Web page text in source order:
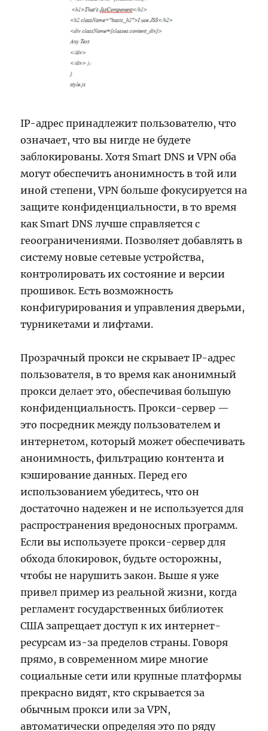
IP-адрес принадлежит пользователю, что
означает, что вы нигде не будете
заблокированы. Хотя Smart DNS и VPN оба
могут обеспечить анонимность в той или
иной степени, VPN больше фокусируется на
защите конфиденциальности, в то время
как Smart DNS лучше справляется с
геоограничениями. Позволяет добавлять в
систему новые сетевые устройства,
контролировать их состояние и версии
прошивок. Есть возможность
конфигурирования и управления дверьми,
турникетами и лифтами.
Прозрачный прокси не скрывает IP-адрес
пользователя, в то время как анонимный
прокси делает это, обеспечивая большую
конфиденциальность. Прокси-сервер —
это посредник между пользователем и
интернетом, который может обеспечивать
анонимность, фильтрацию контента и
кэширование данных. Перед его
использованием убедитесь, что он
достаточно надежен и не используется для
распространения вредоносных программ.
Если вы используете прокси-сервер для
обхода блокировок, будьте осторожны,
чтобы не нарушить закон. Выше я уже
привел пример из реальной жизни, когда
регламент государственных библиотек
США запрещает доступ к их интернет-
ресурсам из-за пределов страны. Говоря
прямо, в современном мире многие
социальные сети или крупные платформы
прекрасно видят, кто скрывается за
обычным прокси или за VPN,
автоматически определяя это по ряду